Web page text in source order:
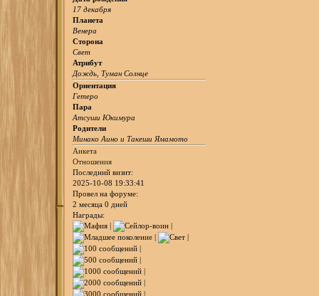
17 декабря
Планета
Венера
Сторона
Свет
Атрибут
Дождь, Туман Солнце
Ориентация
Гетеро
Пара
Атсуши Юкимура
Родители
Минако Аино и Такеши Ямамото
Анкета
Отношения
Последний визит:
2025-10-08 19:33:41
Провел на форуме:
2 месяца 0 дней
Награды: